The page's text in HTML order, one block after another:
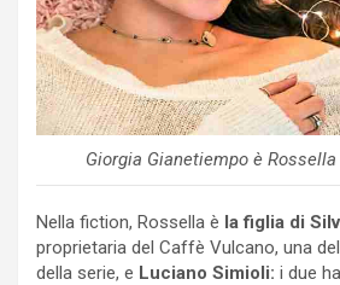
Giorgia Gianetiempo è
Nella fiction, Rossella è la figlia di
proprietaria del Caffè Vulcano, una
della serie, e Luciano Simioli: i due